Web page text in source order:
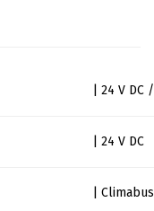
| 24 V DC
| 24 V DC
| Climabus